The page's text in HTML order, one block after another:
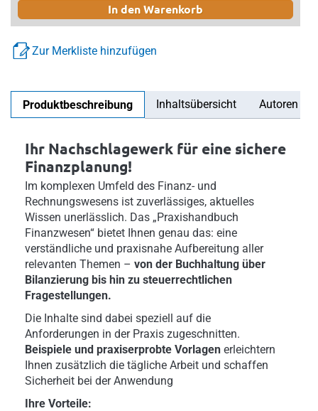
In den Warenkorb
Zur Merkliste hinzufügen
Produktbeschreibung Inhaltsübersicht Autoren
Ihr Nachschlagewerk für eine sichere
Finanzplanung!
Im komplexen Umfeld des Finanz- und
Rechnungswesens ist zuverlässiges, aktuelles
Wissen unerlässlich. Das „Praxishandbuch
Finanzwesen“ bietet Ihnen genau das: eine
verständliche und praxisnahe Aufbereitung aller
relevanten Themen – von der Buchhaltung über
Bilanzierung bis hin zu steuerrechtlichen
Fragestellungen.
Die Inhalte sind dabei speziell auf die
Anforderungen in der Praxis zugeschnitten.
Beispiele und praxiserprobte Vorlagen erleichtern
Ihnen zusätzlich die tägliche Arbeit und schaffen
Sicherheit bei der Anwendung
Ihre Vorteile: